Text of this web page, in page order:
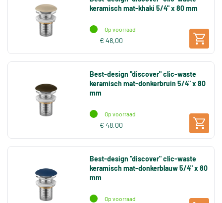
keramisch mat-khaki 5/4" x 80 mm
Op voorraad
€ 48,00
Best-design "discover" clic-waste
keramisch mat-donkerbruin 5/4" x 80
mm
Op voorraad
€ 48,00
Best-design "discover" clic-waste
keramisch mat-donkerblauw 5/4" x 80
mm
Op voorraad